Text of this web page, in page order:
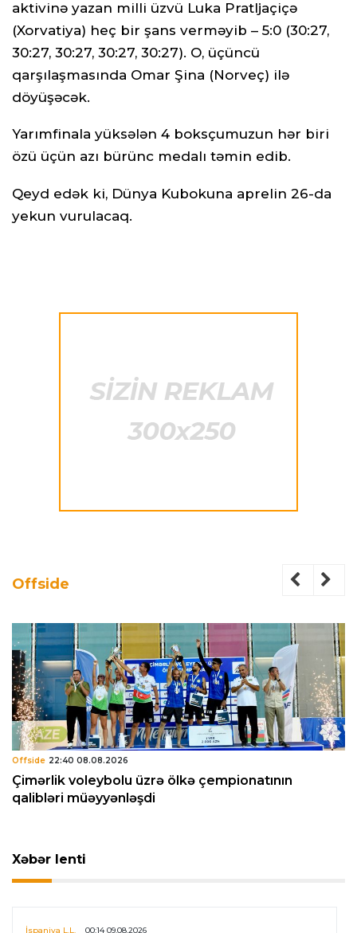
aktivinə yazan milli üzvü Luka Pratljaçiçə
(Xorvatiya) heç bir şans verməyib – 5:0 (30:27,
30:27, 30:27, 30:27, 30:27). O, üçüncü
qarşılaşmasında Omar Şina (Norveç) ilə
döyüşəcək.
Yarımfinala yüksələn 4 boksçumuzun hər biri
özü üçün azı bürünc medalı təmin edib.
Qeyd edək ki, Dünya Kubokuna aprelin 26-da
yekun vurulacaq.
Offside
Offside 22:40 08.08.2026
Çimərlik voleybolu üzrə ölkə çempionatının
qalibləri müəyyənləşdi
Xəbər lenti
İspaniya L.L. 00:14 09.08.2026